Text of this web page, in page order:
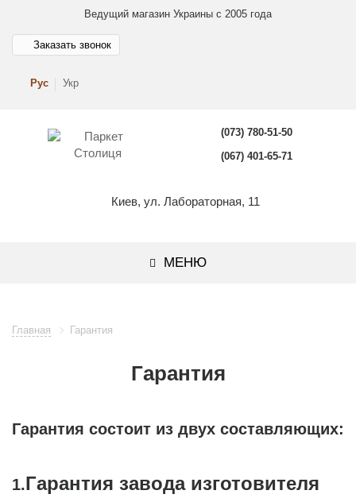
Ведущий магазин Украины с 2005 года
Рус Укр
Заказать звонок
(073) 780-51-50
(067) 401-65-71
Киев, ул. Лабораторная, 11
МЕНЮ
Главная Гарантия
Гарантия
Гарантия состоит из двух составляющих:
1.Гарантия завода изготовителя